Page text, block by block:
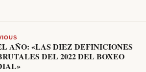
AÑO: «LAS DIEZ DEFINICIONES
DEL 2022 DEL BOXEO